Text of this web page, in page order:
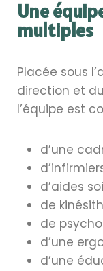
Une
multiples
Placée sous
direction et
l’équipe est
d’une
d’aides
de
de
d’une
d’une